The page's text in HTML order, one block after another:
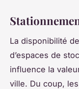
La disponibilité
d’espaces de
influence la
ville. Du coup,